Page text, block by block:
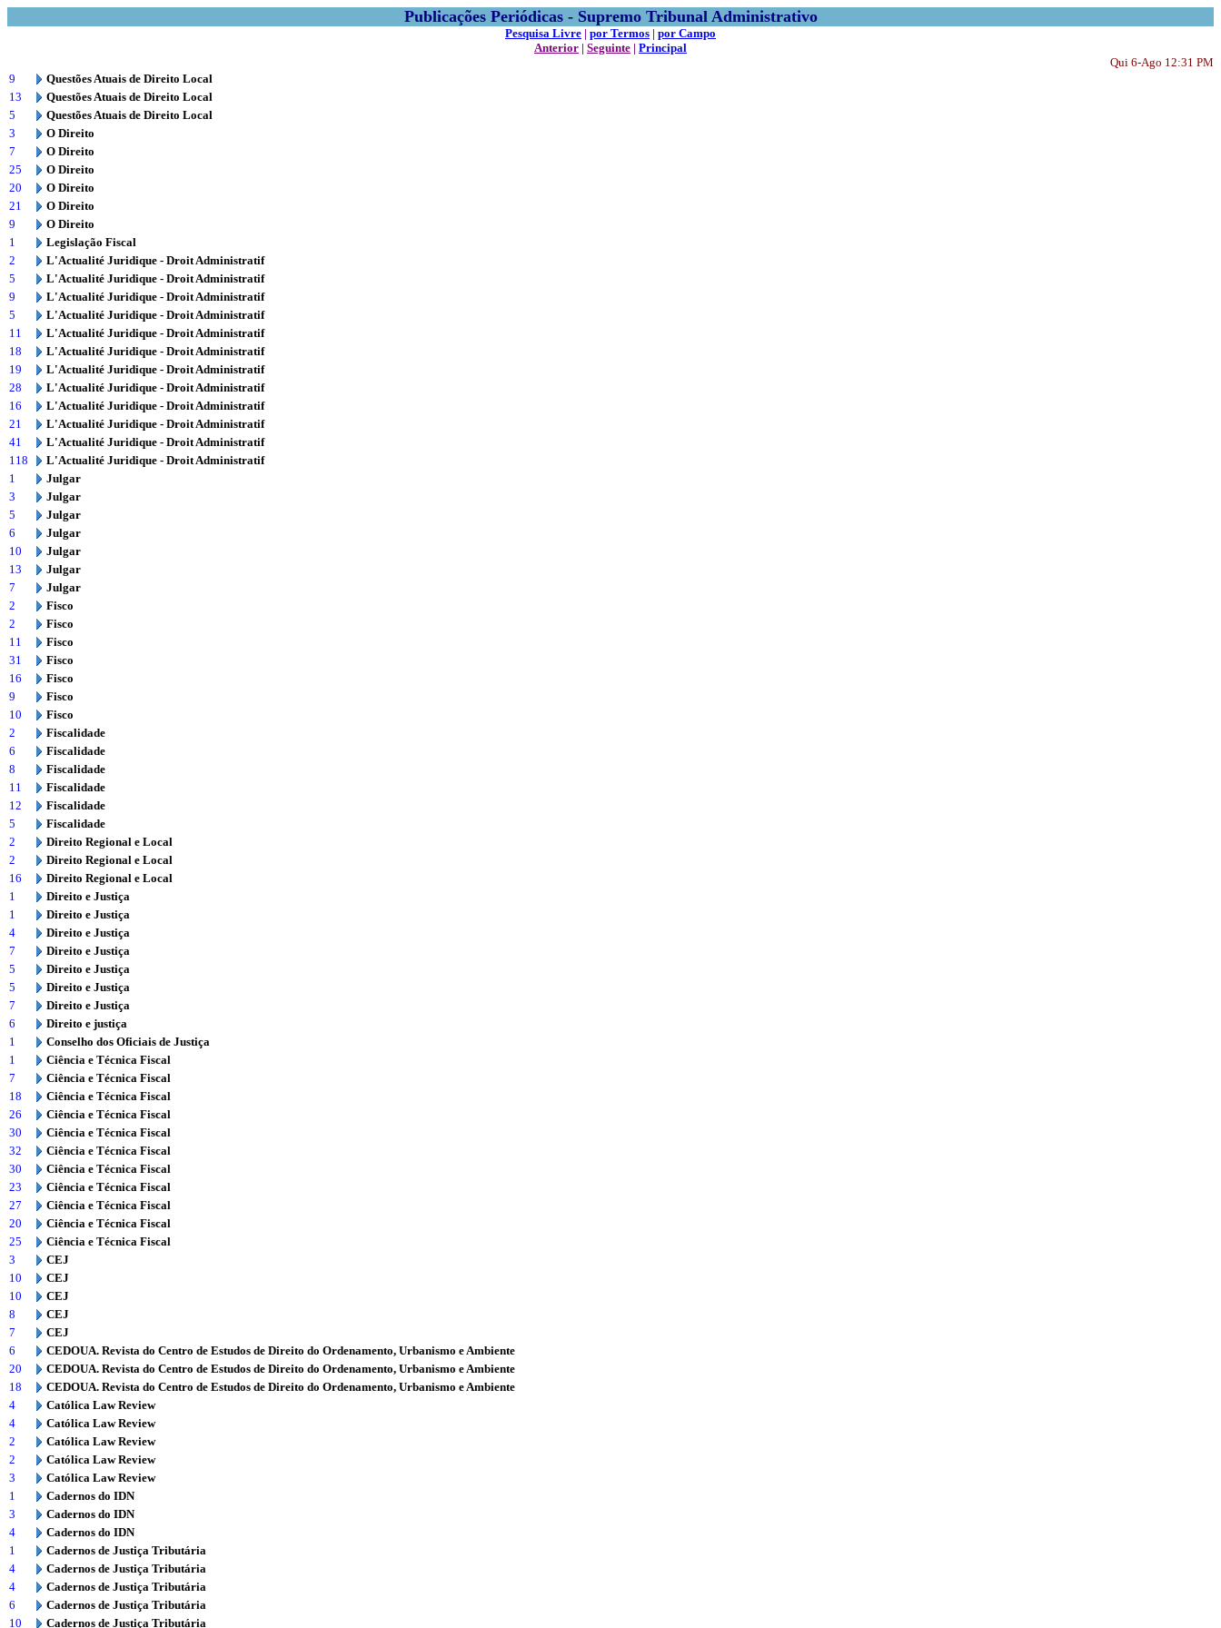
Publicações Periódicas - Supremo Tribunal Administrativo
Pesquisa Livre | por Termos | por Campo
Anterior | Seguinte | Principal
Qui 6-Ago 12:31 PM
9
Questões Atuais de Direito Local
13
Questões Atuais de Direito Local
5
Questões Atuais de Direito Local
3
O Direito
7
O Direito
25
O Direito
20
O Direito
21
O Direito
9
O Direito
1
Legislação Fiscal
2
L'Actualité Juridique - Droit Administratif
5
L'Actualité Juridique - Droit Administratif
9
L'Actualité Juridique - Droit Administratif
5
L'Actualité Juridique - Droit Administratif
11
L'Actualité Juridique - Droit Administratif
18
L'Actualité Juridique - Droit Administratif
19
L'Actualité Juridique - Droit Administratif
28
L'Actualité Juridique - Droit Administratif
16
L'Actualité Juridique - Droit Administratif
21
L'Actualité Juridique - Droit Administratif
41
L'Actualité Juridique - Droit Administratif
118
L'Actualité Juridique - Droit Administratif
1
Julgar
3
Julgar
5
Julgar
6
Julgar
10
Julgar
13
Julgar
7
Julgar
2
Fisco
2
Fisco
11
Fisco
31
Fisco
16
Fisco
9
Fisco
10
Fisco
2
Fiscalidade
6
Fiscalidade
8
Fiscalidade
11
Fiscalidade
12
Fiscalidade
5
Fiscalidade
2
Direito Regional e Local
2
Direito Regional e Local
16
Direito Regional e Local
1
Direito e Justiça
1
Direito e Justiça
4
Direito e Justiça
7
Direito e Justiça
5
Direito e Justiça
5
Direito e Justiça
7
Direito e Justiça
6
Direito e justiça
1
Conselho dos Oficiais de Justiça
1
Ciência e Técnica Fiscal
7
Ciência e Técnica Fiscal
18
Ciência e Técnica Fiscal
26
Ciência e Técnica Fiscal
30
Ciência e Técnica Fiscal
32
Ciência e Técnica Fiscal
30
Ciência e Técnica Fiscal
23
Ciência e Técnica Fiscal
27
Ciência e Técnica Fiscal
20
Ciência e Técnica Fiscal
25
Ciência e Técnica Fiscal
3
CEJ
10
CEJ
10
CEJ
8
CEJ
7
CEJ
6
CEDOUA. Revista do Centro de Estudos de Direito do Ordenamento, Urbanismo e Ambiente
20
CEDOUA. Revista do Centro de Estudos de Direito do Ordenamento, Urbanismo e Ambiente
18
CEDOUA. Revista do Centro de Estudos de Direito do Ordenamento, Urbanismo e Ambiente
4
Católica Law Review
4
Católica Law Review
2
Católica Law Review
2
Católica Law Review
3
Católica Law Review
1
Cadernos do IDN
3
Cadernos do IDN
4
Cadernos do IDN
1
Cadernos de Justiça Tributária
4
Cadernos de Justiça Tributária
4
Cadernos de Justiça Tributária
6
Cadernos de Justiça Tributária
10
Cadernos de Justiça Tributária